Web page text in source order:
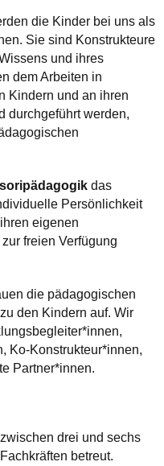
die Kinder bei uns als
Sie sind Konstrukteure
und ihres
dem Arbeiten in
Kindern und an ihren
durchgeführt werden,
das
Persönlichkeit
eigenen
freien Verfügung
die pädagogischen
den Kindern auf. Wir
Ko-Konstrukteur*innen,
Partner*innen.
drei und sechs
betreut.